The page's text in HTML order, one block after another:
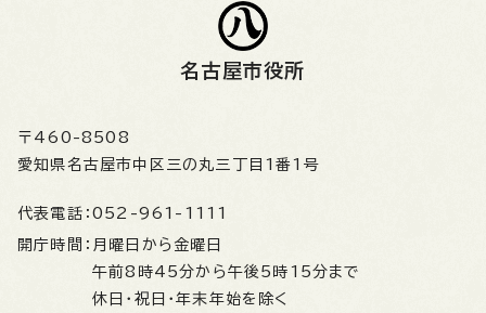
名古屋市役所
〒460-8508
愛知県名古屋市中区三の丸三丁目1番1号
代表電話： 052-961-1111
開庁時間： 月曜日から金曜日
午前8時45分から午後5時15分まで
休日・祝日・年末年始を除く